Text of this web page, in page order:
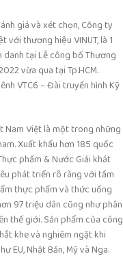
giá và xét chọn, Công ty
với thương hiệu VINUT, là 1
tại Lễ công bố Thương
vừa qua tại Tp.HCM.
VTC6 – Đài truyền hình Kỹ
Nam Việt là một trong những
Xuất khẩu hơn 185 quốc
phẩm & Nước Giải khát
phát triển rõ ràng với tầm
thực phẩm và thức uống
97 triệu dân cũng như phân
thế giới. Sản phẩm của công
khe và nghiêm ngặt khi
EU, Nhật Bản, Mỹ và Nga.